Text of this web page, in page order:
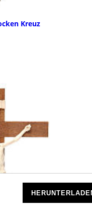
Kreuz